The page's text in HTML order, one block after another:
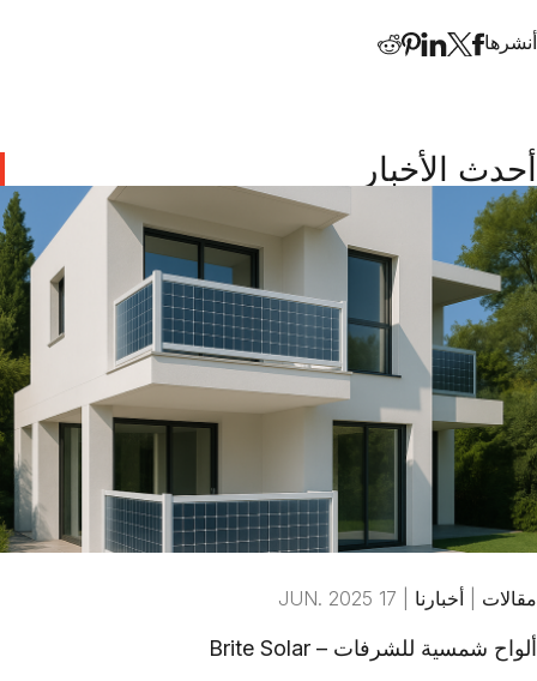
أنشرها
أحدث الأخبار
مقالات أخبارنا 17 JUN. 2025
ألواح شمسية للشرفات – Brite Solar